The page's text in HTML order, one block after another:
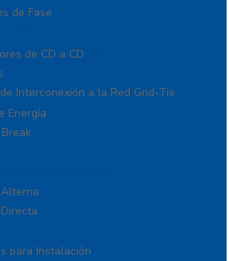
de Fase
Convertidores
de CD a CD
Interconexión a la Red Grid-Tie
Energía
Descargas
y Pararrayos
para Instalación